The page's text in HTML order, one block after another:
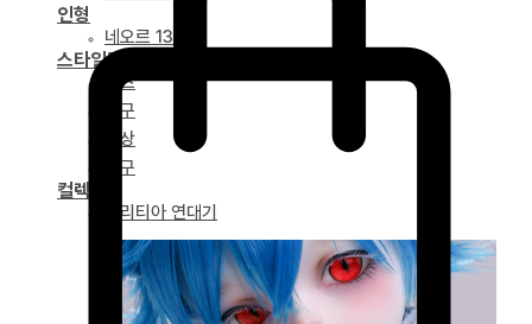
인형
네오르 13
스타일링
파츠
안구
의상
도구
컬렉션
드리티아 연대기